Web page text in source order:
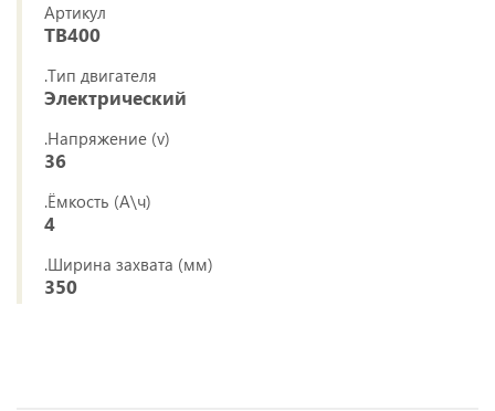
Артикул
ТВ400
.Тип двигателя
Электрический
.Напряжение (v)
36
.Ёмкость (А\ч)
4
.Ширина захвата (мм)
350